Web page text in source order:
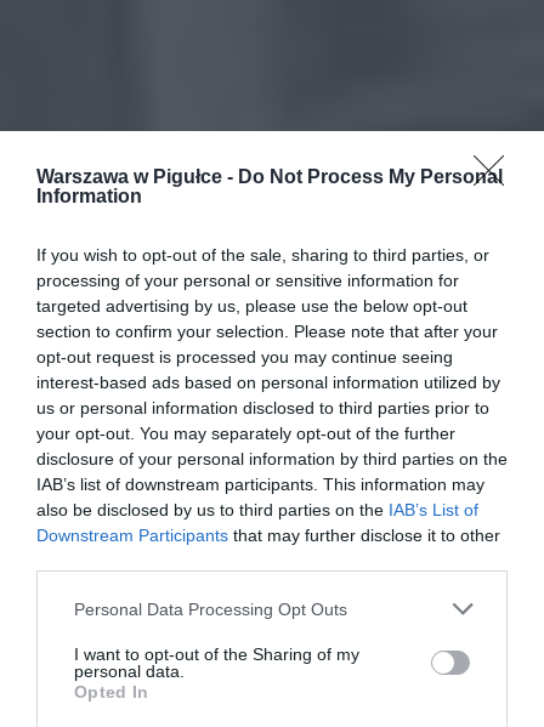
Warszawa w Pigułce - Do Not Process My Personal
Information
If you wish to opt-out of the sale, sharing to third parties, or
processing of your personal or sensitive information for
targeted advertising by us, please use the below opt-out
section to confirm your selection. Please note that after your
opt-out request is processed you may continue seeing
interest-based ads based on personal information utilized by
us or personal information disclosed to third parties prior to
your opt-out. You may separately opt-out of the further
disclosure of your personal information by third parties on the
IAB’s list of downstream participants. This information may
also be disclosed by us to third parties on the IAB’s List of
Downstream Participants that may further disclose it to other
Personal Data Processing Opt Outs
I want to opt-out of the Sharing of my
personal data.
Opted In